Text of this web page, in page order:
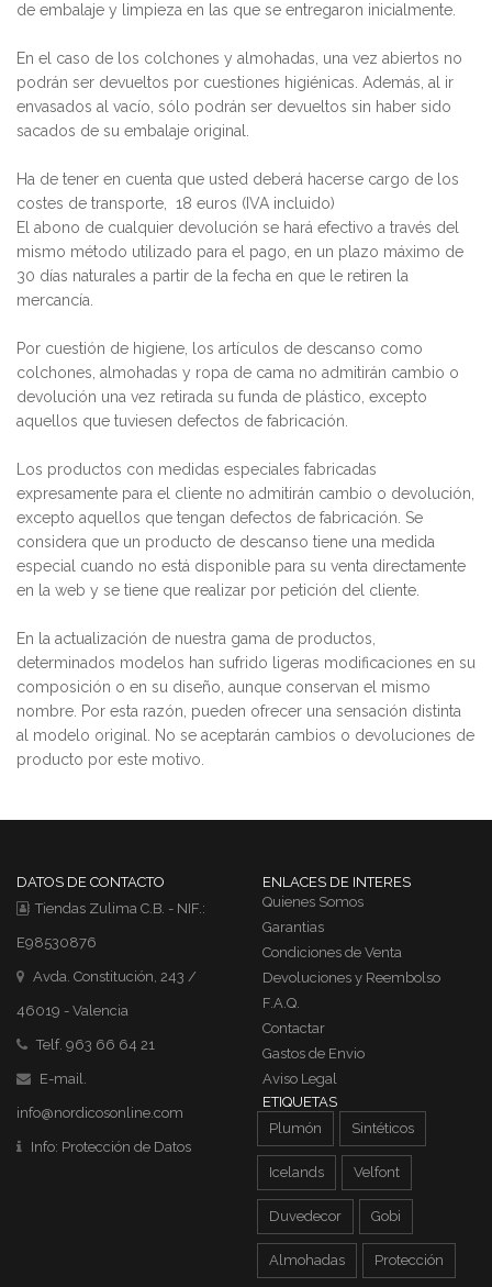
de embalaje y limpieza en las que se entregaron inicialmente.
En el caso de los colchones y almohadas, una vez abiertos no
podrán ser devueltos por cuestiones higiénicas. Además, al ir
envasados al vacío, sólo podrán ser devueltos sin haber sido
sacados de su embalaje original.
Ha de tener en cuenta que usted deberá hacerse cargo de los
costes de transporte, 18 euros (IVA incluido)
El abono de cualquier devolución se hará efectivo a través del
mismo método utilizado para el pago, en un plazo máximo de
30 días naturales a partir de la fecha en que le retiren la
mercancía.
Por cuestión de higiene, los artículos de descanso como
colchones, almohadas y ropa de cama no admitirán cambio o
devolución una vez retirada su funda de plástico, excepto
aquellos que tuviesen defectos de fabricación.
Los productos con medidas especiales fabricadas
expresamente para el cliente no admitirán cambio o devolución,
excepto aquellos que tengan defectos de fabricación. Se
considera que un producto de descanso tiene una medida
especial cuando no está disponible para su venta directamente
en la web y se tiene que realizar por petición del cliente.
En la actualización de nuestra gama de productos,
determinados modelos han sufrido ligeras modificaciones en su
composición o en su diseño, aunque conservan el mismo
nombre. Por esta razón, pueden ofrecer una sensación distinta
al modelo original. No se aceptarán cambios o devoluciones de
producto por este motivo.
DATOS DE CONTACTO
Tiendas Zulima C.B. - NIF.:
E98530876
Avda. Constitución, 243 /
46019 - Valencia
Telf. 963 66 64 21
E-mail.
info@nordicosonline.com
Info: Protección de Datos
ENLACES DE INTERES
Quienes Somos
Garantias
Condiciones de Venta
Devoluciones y Reembolso
F.A.Q.
Contactar
Gastos de Envio
Aviso Legal
ETIQUETAS
Plumón
Sintéticos
Icelands Velfont
Duvedecor Gobi
Almohadas Protección